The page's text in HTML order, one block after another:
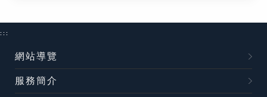
:::
網站導覽
服務簡介